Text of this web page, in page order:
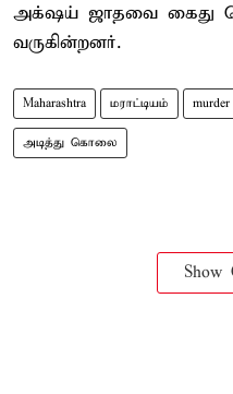
அக்‌ஷய் ஜாதவை கைது
வருகின்றனர்.
Maharashtra மராட்டியம் murder
அடித்து கொலை
Show